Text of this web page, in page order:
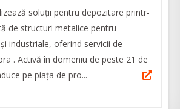
soluţii pentru depozitare printr-
de structuri metalice pentru
industriale, oferind servicii de
. Activă în domeniu de peste 21 de
pe piața de pro...